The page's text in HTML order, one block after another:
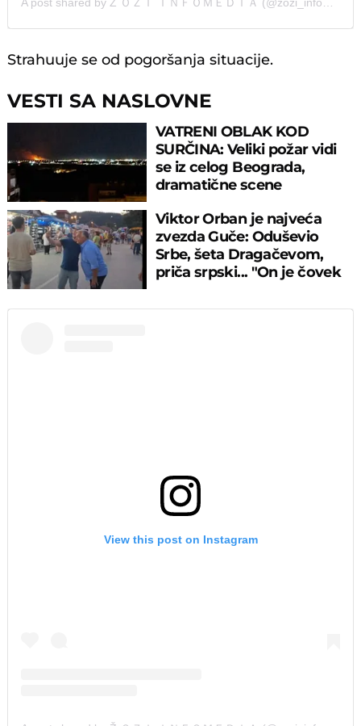
Strahuuje se od pogoršanja situacije.
VESTI SA NASLOVNE
VATRENI OBLAK KOD
SURČINA: Veliki požar vidi
se iz celog Beograda,
dramatične scene
Viktor Orban je najveća
zvezda Guče: Oduševio
Srbe, šeta Dragačevom,
priča srpski... "On je čovek
View this post on Instagram